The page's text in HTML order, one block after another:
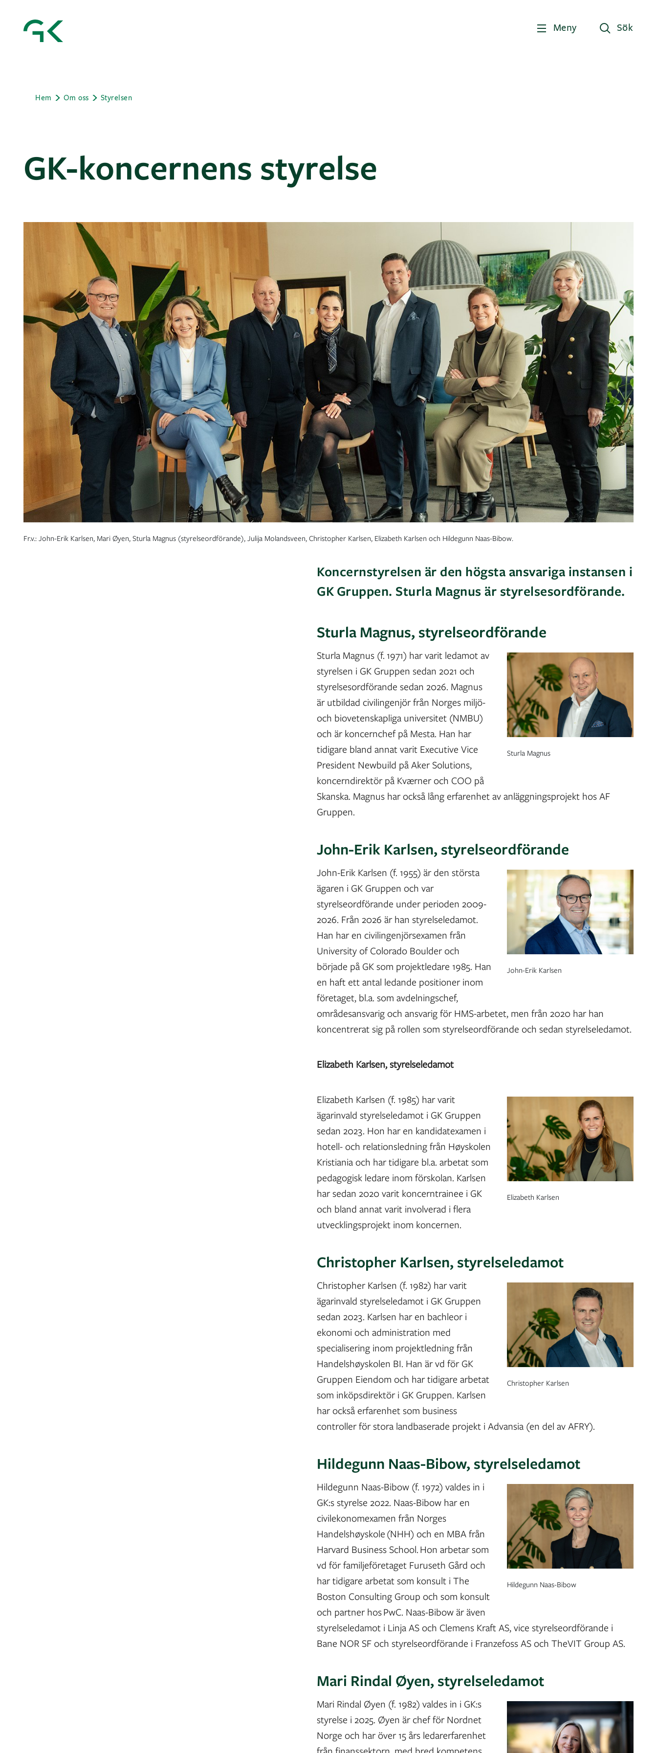
Meny Sök
Hem Om oss Styrelsen
GK-koncernens styrelse
Fr.v.: John-Erik Karlsen, Mari Øyen, Sturla Magnus (styrelseordförande), Julija Molandsveen, Christopher Karlsen, Elizabeth Karlsen och Hildegunn Naas-Bibow.
Koncernstyrelsen är den högsta ansvariga instansen i
GK Gruppen. Sturla Magnus är styrelsesordförande.
Sturla Magnus, styrelseordförande
Sturla Magnus
Sturla Magnus (f. 1971) har varit ledamot av
styrelsen i GK Gruppen sedan 2021 och
styrelsesordförande sedan 2026. Magnus
är utbildad civilingenjör från Norges miljö-
och biovetenskapliga universitet (NMBU)
och är koncernchef på Mesta. Han har
tidigare bland annat varit Executive Vice
President Newbuild på Aker Solutions,
koncerndirektör på Kværner och COO på
Skanska. Magnus har också lång erfarenhet av anläggningsprojekt hos AF
Gruppen.
John-Erik Karlsen, styrelseordförande
John-Erik Karlsen
John-Erik Karlsen (f. 1955) är den största
ägaren i GK Gruppen och var
styrelseordförande under perioden 2009-
2026. Från 2026 är han styrelseledamot.
Han har en civilingenjörsexamen från
University of Colorado Boulder och
började på GK som projektledare 1985. Han
en haft ett antal ledande positioner inom
företaget, bl.a. som avdelningschef,
områdesansvarig och ansvarig för HMS-arbetet, men från 2020 har han
koncentrerat sig på rollen som styrelseordförande och sedan styrelseledamot.
Elizabeth Karlsen, styrelseledamot
Elizabeth Karlsen
Elizabeth Karlsen (f. 1985) har varit
ägarinvald styrelseledamot i GK Gruppen
sedan 2023. Hon har en kandidatexamen i
hotell- och relationsledning från Høyskolen
Kristiania och har tidigare bl.a. arbetat som
pedagogisk ledare inom förskolan. Karlsen
har sedan 2020 varit koncerntrainee i GK
och bland annat varit involverad i flera
utvecklingsprojekt inom koncernen.
Christopher Karlsen, styrelseledamot
Christopher Karlsen
Christopher Karlsen (f. 1982) har varit
ägarinvald styrelseledamot i GK Gruppen
sedan 2023. Karlsen har en bachleor i
ekonomi och administration med
specialisering inom projektledning från
Handelshøyskolen BI. Han är vd för GK
Gruppen Eiendom och har tidigare arbetat
som inköpsdirektör i GK Gruppen. Karlsen
har också erfarenhet som business
controller för stora landbaserade projekt i Advansia (en del av AFRY).
Hildegunn Naas-Bibow, styrelseledamot
Hildegunn Naas-Bibow
Hildegunn Naas-Bibow (f. 1972) valdes in i
GK:s styrelse 2022. Naas-Bibow har en
civilekonomexamen från Norges
Handelshøyskole (NHH) och en MBA från
Harvard Business School. Hon arbetar som
vd för familjeföretaget Furuseth Gård och
har tidigare arbetat som konsult i The
Boston Consulting Group och som konsult
och partner hos PwC. Naas-Bibow är även
styrelseledamot i Linja AS och Clemens Kraft AS, vice styrelseordförande i
Bane NOR SF och styrelseordförande i Franzefoss AS och TheVIT Group AS.
Mari Rindal Øyen, styrelseledamot
Mari Rindal Øyen (f. 1982) valdes in i GK:s
styrelse i 2025. Øyen är chef för Nordnet
Norge och har över 15 års ledarerfarenhet